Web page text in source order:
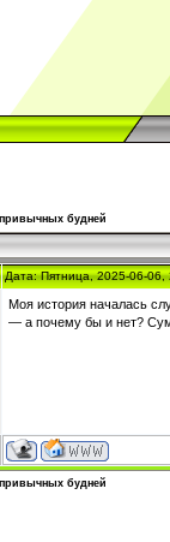
будней
Дата: Пятница, 2025-06-
Моя история началась
— а почему бы и нет?
будней